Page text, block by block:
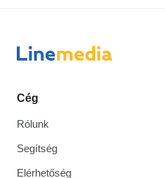
Cég
Rólunk
Segítség
Elérhetőség